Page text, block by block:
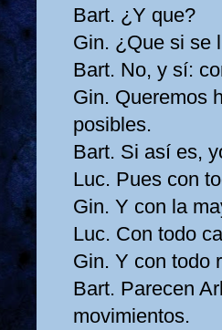
Bart. ¿Y que?
Gin. ¿Que si se
Bart. No, y sí:
Gin. Queremos
posibles.
Bart. Si así es,
Luc. Pues con
Gin. Y con la
Luc. Con todo
Gin. Y con todo
Bart. Parecen
movimientos.